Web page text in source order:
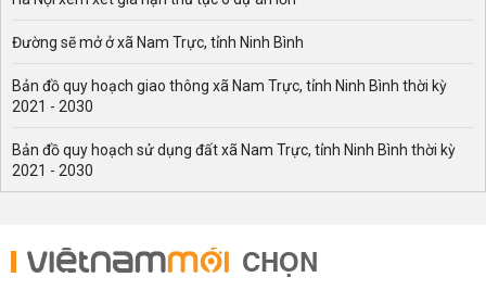
Đường sẽ mở ở xã Nam Trực, tỉnh Ninh Bình
Bản đồ quy hoạch giao thông xã Nam Trực, tỉnh Ninh Bình thời kỳ
2021 - 2030
Bản đồ quy hoạch sử dụng đất xã Nam Trực, tỉnh Ninh Bình thời kỳ
2021 - 2030
CHỌN